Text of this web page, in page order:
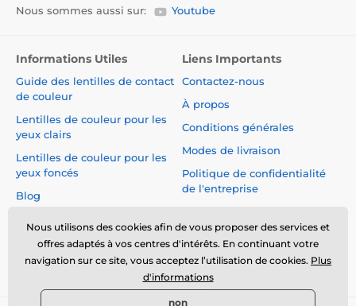
Nous sommes aussi sur: Youtube
Informations Utiles
Guide des lentilles de contact
de couleur
Lentilles de couleur pour les
yeux clairs
Lentilles de couleur pour les
yeux foncés
Blog
Liens Importants
Contactez-nous
À propos
Conditions générales
Modes de livraison
Politique de confidentialité
de l'entreprise
du Contrat
Sécurité et qualité sans
compromis
Nous utilisons des cookies afin de vous proposer des services et
offres adaptés à vos centres d'intérêts. En continuant votre
navigation sur ce site, vous acceptez l’utilisation de cookies. Plus
d'informations
non